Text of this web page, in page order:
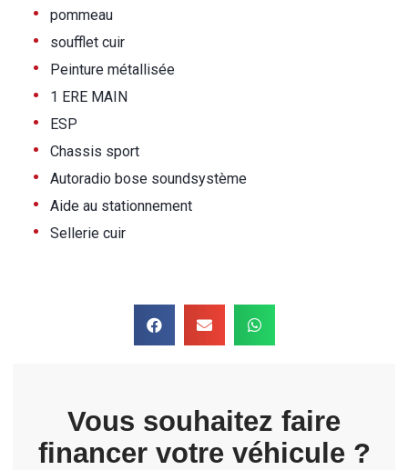
• pommeau
• soufflet cuir
• Peinture métallisée
• 1 ERE MAIN
• ESP
• Chassis sport
• Autoradio bose soundsystème
• Aide au stationnement
• Sellerie cuir
Vous souhaitez faire
financer votre véhicule ?